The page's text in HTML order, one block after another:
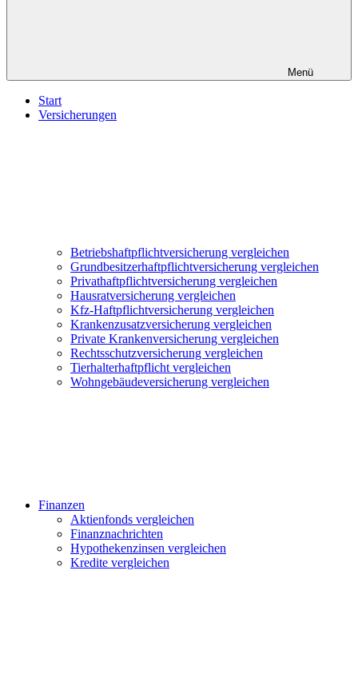
Menü
Start
Versicherungen
Betriebshaftpflichtversicherung vergleichen
Grundbesitzerhaftpflichtversicherung vergleichen
Privathaftpflichtversicherung vergleichen
Hausratversicherung vergleichen
Kfz-Haftpflichtversicherung vergleichen
Krankenzusatzversicherung vergleichen
Private Krankenversicherung vergleichen
Rechtsschutzversicherung vergleichen
Tierhalterhaftpflicht vergleichen
Wohngebäudeversicherung vergleichen
Finanzen
Aktienfonds vergleichen
Finanznachrichten
Hypothekenzinsen vergleichen
Kredite vergleichen